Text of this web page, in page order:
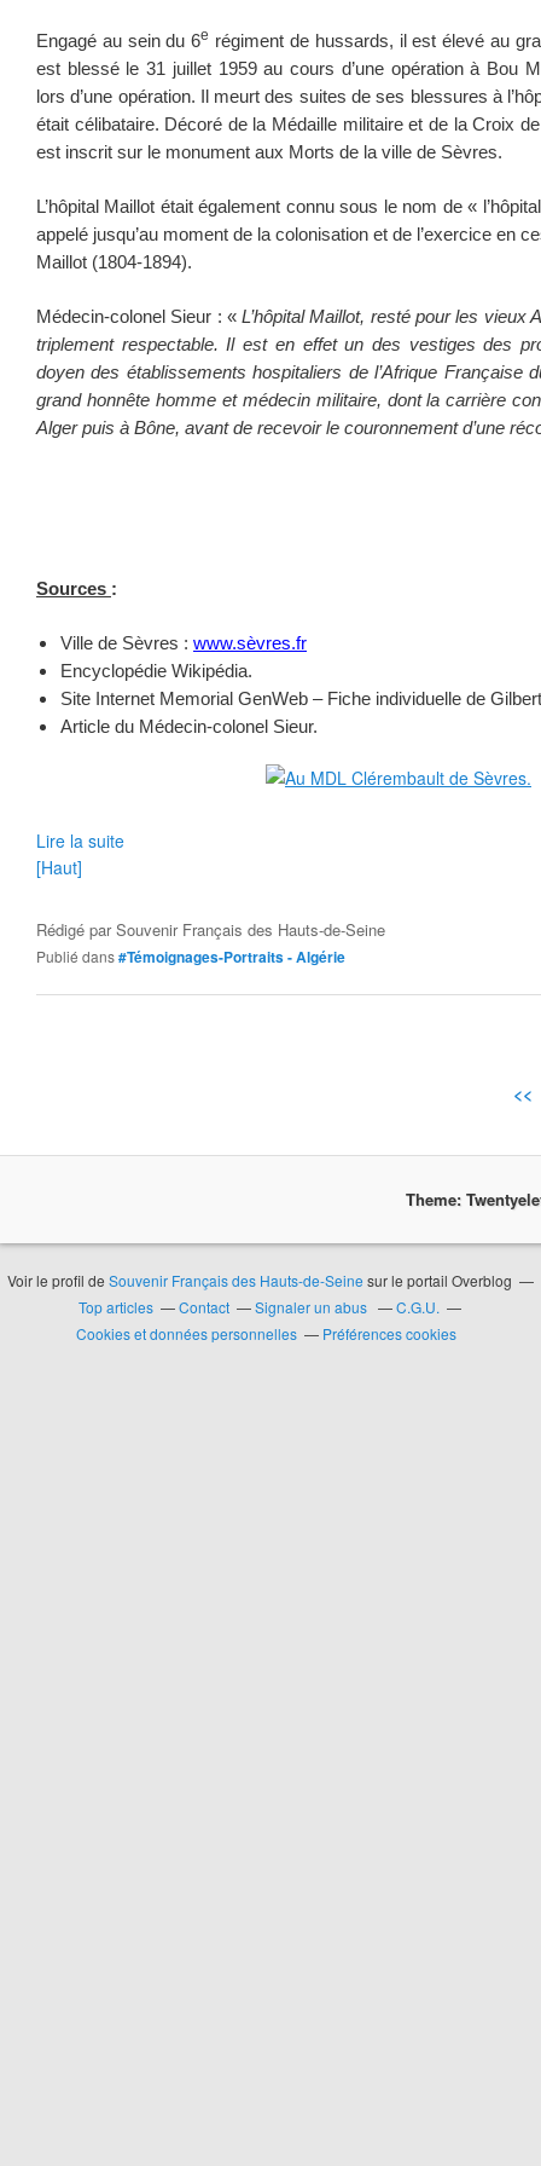
Engagé au sein du 6e régiment de hussards, il est élevé au
est blessé le 31 juillet 1959 au cours d’une opération à Bou
lors d’une opération. Il meurt des suites de ses blessures à
était célibataire. Décoré de la Médaille militaire et de la Croix
est inscrit sur le monument aux Morts de la ville de Sèvres.
L’hôpital Maillot était également connu sous le nom de «
appelé jusqu’au moment de la colonisation et de l’exercice en
Maillot (1804-1894).
Médecin-colonel Sieur : «L’hôpital Maillot, resté pour les vieux
triplement respectable. Il est en effet un des vestiges des
doyen des établissements hospitaliers de l’Afrique Française
grand honnête homme et médecin militaire, dont la carrière
Alger puis à Bône, avant de recevoir le couronnement d’une
Sources :
Ville de Sèvres : www.sèvres.fr
Encyclopédie Wikipédia.
Site Internet Memorial GenWeb – Fiche individuelle de
Article du Médecin-colonel Sieur.
Lire la suite
[Haut]
Rédigé parSouvenir Français des Hauts-de-Seine
Publié dans#Témoignages-Portraits - Algérie
<<
Theme:
Voir le profil de Souvenir Français des Hauts-de-Seine sur le portail Overblog
Top articles
Contact Signaler un abus
C.G.U.
Cookies et données personnelles
Préférences cookies